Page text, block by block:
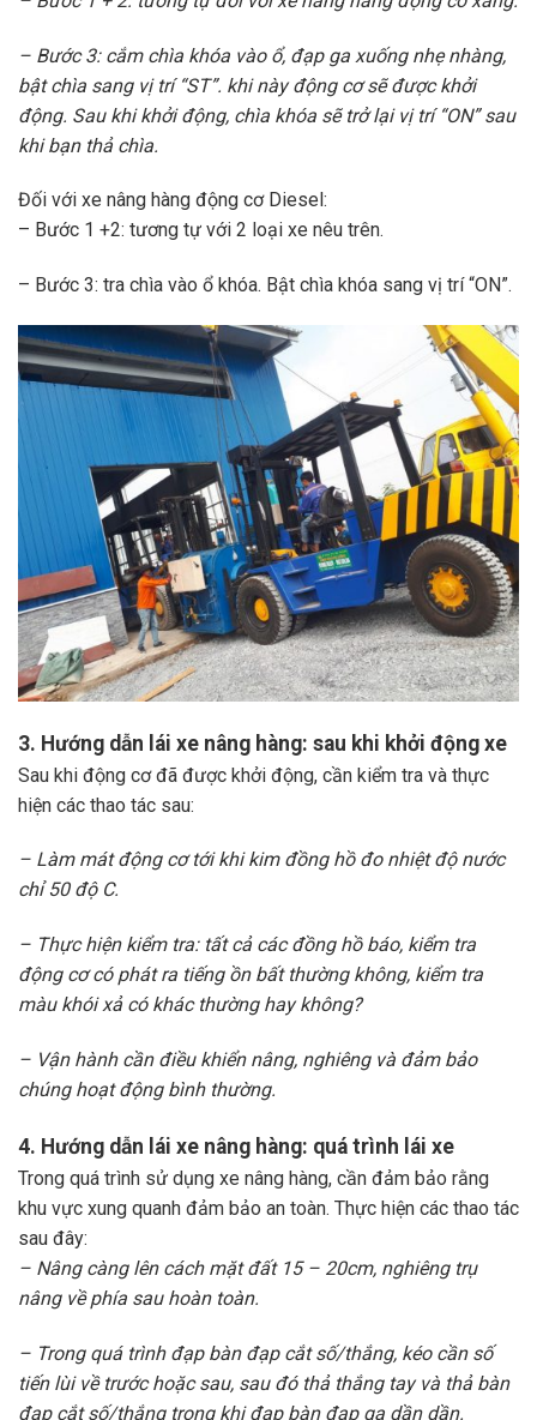
– Bước 3: cắm chìa khóa vào ổ, đạp ga xuống nhẹ nhàng,
bật chìa sang vị trí “ST”. khi này động cơ sẽ được khởi
động. Sau khi khởi động, chìa khóa sẽ trở lại vị trí “ON” sau
khi bạn thả chìa.
Đối với xe nâng hàng động cơ Diesel:
– Bước 1 +2: tương tự với 2 loại xe nêu trên.
– Bước 3: tra chìa vào ổ khóa. Bật chìa khóa sang vị trí “ON”.
3. Hướng dẫn lái xe nâng hàng: sau khi khởi động xe
Sau khi động cơ đã được khởi động, cần kiểm tra và thực
hiện các thao tác sau:
– Làm mát động cơ tới khi kim đồng hồ đo nhiệt độ nước
chỉ 50 độ C.
– Thực hiện kiểm tra: tất cả các đồng hồ báo, kiểm tra
động cơ có phát ra tiếng ồn bất thường không, kiểm tra
màu khói xả có khác thường hay không?
– Vận hành cần điều khiển nâng, nghiêng và đảm bảo
chúng hoạt động bình thường.
4. Hướng dẫn lái xe nâng hàng: quá trình lái xe
Trong quá trình sử dụng xe nâng hàng, cần đảm bảo rằng
khu vực xung quanh đảm bảo an toàn. Thực hiện các thao tác
sau đây:
– Nâng càng lên cách mặt đất 15 – 20cm, nghiêng trụ
nâng về phía sau hoàn toàn.
– Trong quá trình đạp bàn đạp cắt số/thắng, kéo cần số
tiến lùi về trước hoặc sau, sau đó thả thắng tay và thả bàn
đạp cắt số/thắng trong khi đạp bàn đạp ga dần dần.